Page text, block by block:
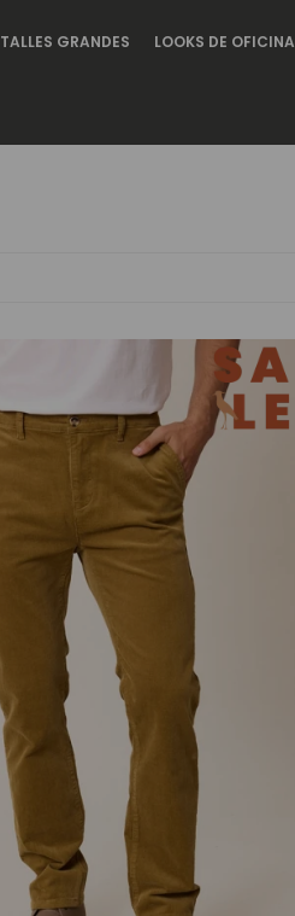
TALLES GRANDES LOOKS DE OFICINA